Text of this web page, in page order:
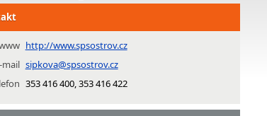
http://www.spsostrov.cz
mail sipkova@spsostrov.cz
353 416 400, 353 416 422